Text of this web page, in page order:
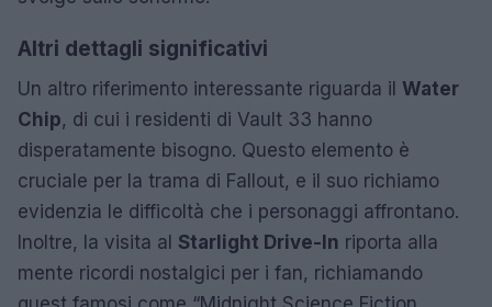
Altri dettagli significativi
Un altro riferimento interessante riguarda il Water
Chip, di cui i residenti di Vault 33 hanno
disperatamente bisogno. Questo elemento è
cruciale per la trama di Fallout, e il suo richiamo
evidenzia le difficoltà che i personaggi affrontano.
Inoltre, la visita al Starlight Drive-In riporta alla
mente ricordi nostalgici per i fan, richiamando